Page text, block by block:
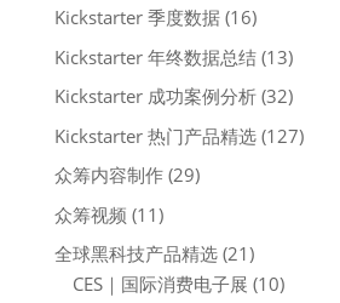
Kickstarter 季度数据(16)
Kickstarter 年终数据总结(13)
Kickstarter 成功案例分析(32)
Kickstarter 热门产品精选(127)
众筹内容制作(29)
众筹视频 (11)
全球黑科技产品精选(21)
CES｜国际消费电子展 (10)